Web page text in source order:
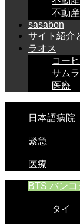
不動
sasabon
サイト紹介
ラオス
コー
サム
医療
日本語病院
緊急
医療
BTS バン
タイ